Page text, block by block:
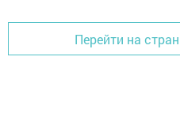
Перейти на